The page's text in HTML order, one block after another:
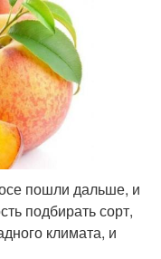
пошли дальше, и
подбирать сорт,
климата, и